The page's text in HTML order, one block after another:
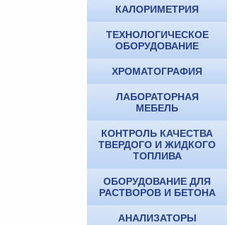
КАЛОРИМЕТРИЯ
ТЕХНОЛОГИЧЕСКОЕ
ОБОРУДОВАНИЕ
ХРОМАТОГРАФИЯ
ЛАБОРАТОРНАЯ
МЕБЕЛЬ
КОНТРОЛЬ КАЧЕСТВА
ТВЕРДОГО И ЖИДКОГО
ТОПЛИВА
ОБОРУДОВАНИЕ ДЛЯ
РАСТВОРОВ И БЕТОНА
АНАЛИЗАТОРЫ